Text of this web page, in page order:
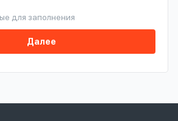
для заполнения
Далее